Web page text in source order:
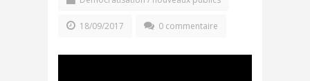
18/09/2017 0 commentaire